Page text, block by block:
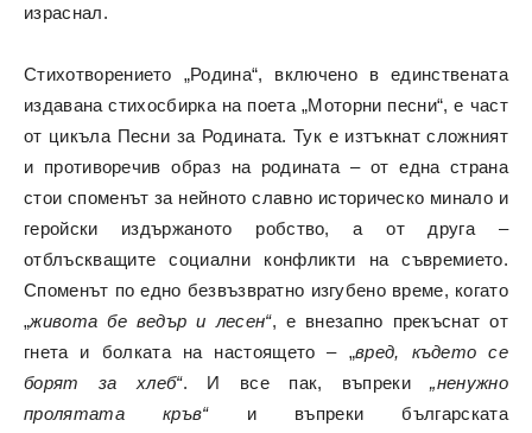
израснал.
Стихотворението „Родина“, включено в единствената
издавана стихосбирка на поета „Моторни песни“, е част
от цикъла Песни за Родината. Тук e изтъкнат сложният
и противоречив образ на родината – от една страна
стои споменът за нейното славно историческо минало и
геройски издържаното робство, а от друга –
отблъскващите социални конфликти на съвремието.
Споменът по едно безвъзвратно изгубено време, когато
„живота бе ведър и лесен“, е внезапно прекъснат от
гнета и болката на настоящето – „вред, където се
борят за хлеб“. И все пак, въпреки „ненужно
пролятата кръв“и въпреки българската